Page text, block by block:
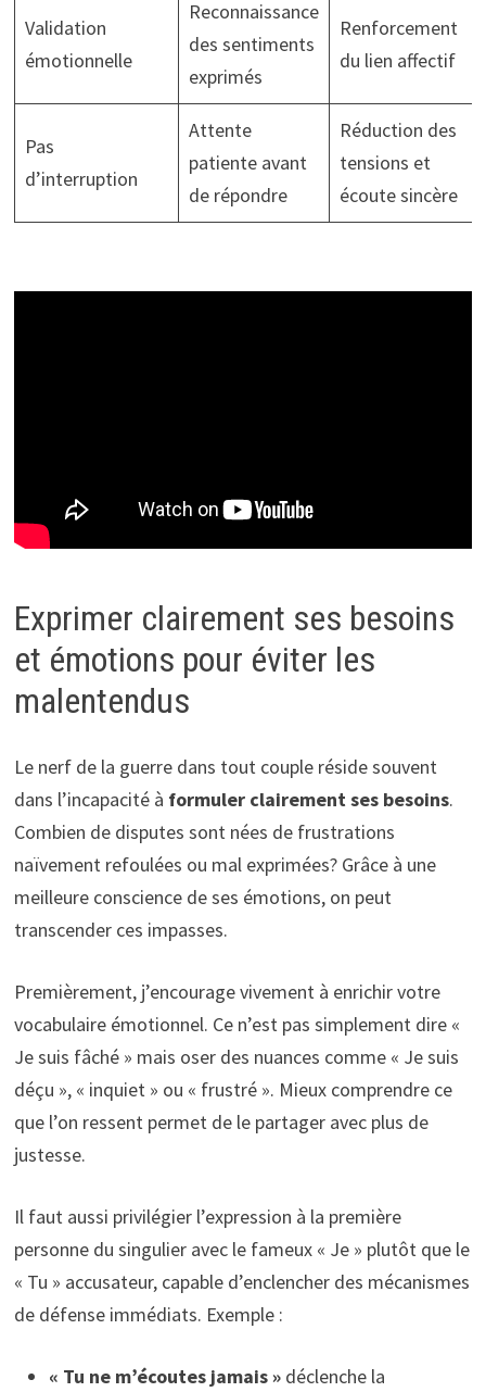
Validation
émotionnelle
Reconnaissance
des sentiments
exprimés
Renforcement
du lien affectif
Pas
d’interruption
Attente
patiente avant
de répondre
Réduction des
tensions et
écoute sincère
Exprimer clairement ses besoins
et émotions pour éviter les
malentendus
Le nerf de la guerre dans tout couple réside souvent
dans l’incapacité à formuler clairement ses besoins.
Combien de disputes sont nées de frustrations
naïvement refoulées ou mal exprimées? Grâce à une
meilleure conscience de ses émotions, on peut
transcender ces impasses.
Premièrement, j’encourage vivement à enrichir votre
vocabulaire émotionnel. Ce n’est pas simplement dire «
Je suis fâché » mais oser des nuances comme « Je suis
déçu », « inquiet » ou « frustré ». Mieux comprendre ce
que l’on ressent permet de le partager avec plus de
justesse.
Il faut aussi privilégier l’expression à la première
personne du singulier avec le fameux « Je » plutôt que le
« Tu » accusateur, capable d’enclencher des mécanismes
de défense immédiats. Exemple :
« Tu ne m’écoutes jamais »déclenche la